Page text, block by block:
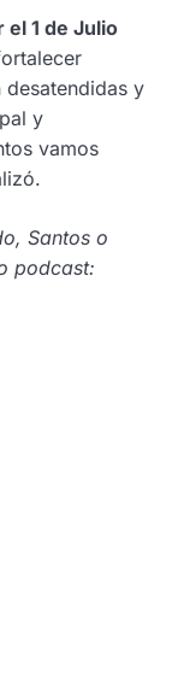
el 1 de Julio
desatendidas y
y
vamos
Santos o
podcast: